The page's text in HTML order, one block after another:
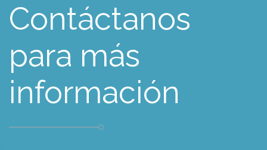
Contáctanos
para más
información